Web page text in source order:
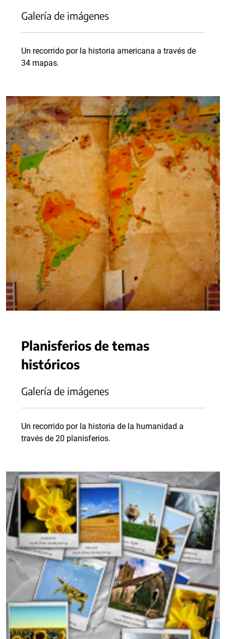
Galería de imágenes
Un recorrido por la historia americana a través de
34 mapas.
Planisferios de temas
históricos
Galería de imágenes
Un recorrido por la historia de la humanidad a
través de 20 planisferios.